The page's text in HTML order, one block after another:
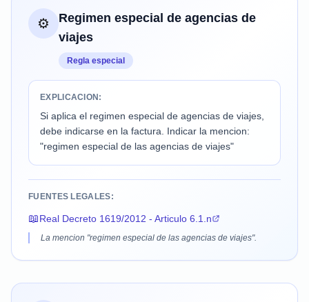
⚙️
Regimen especial de agencias de
viajes
Regla especial
EXPLICACION:
Si aplica el regimen especial de agencias de viajes,
debe indicarse en la factura. Indicar la mencion:
"regimen especial de las agencias de viajes"
FUENTES LEGALES:
📖Real Decreto 1619/2012 - Articulo 6.1.n
La mencion "regimen especial de las agencias de viajes".